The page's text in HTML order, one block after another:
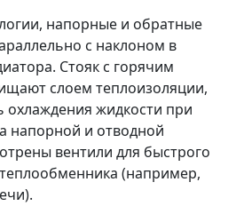
напорные и обратные
с наклоном в
Стояк с горячим
слоем теплоизоляции,
жидкости при
напорной и отводной
вентили для быстрого
(например,